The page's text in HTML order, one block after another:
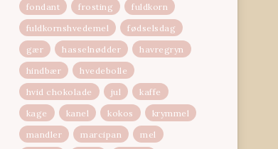
fondant
frosting
fuldkorn
fuldkornshvedemel
fødselsdag
gær
hasselnødder
havregryn
hindbær
hvedebolle
hvid chokolade
jul
kaffe
kage
kanel kokos
krymmel
mandler
marcipan
mel